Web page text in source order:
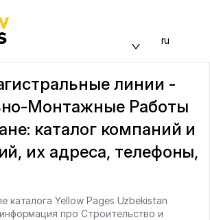
ru
линии -
Монтажные Работы
каталог компаний и
их адреса, телефоны,
каталога Yellow Pages Uzbekistan
про Строительство и